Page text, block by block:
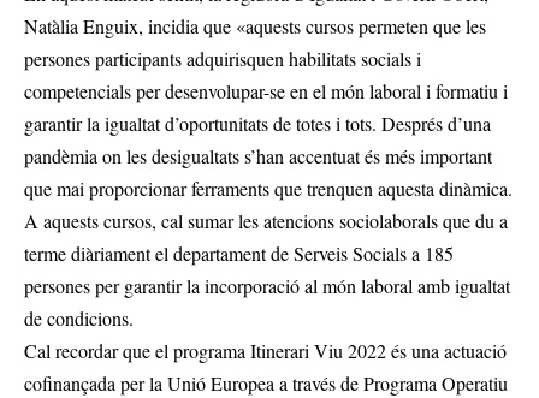
Natàlia Enguix, incidia que «aquests cursos permeten que les
persones participants adquirisquen habilitats socials i
competencials per desenvolupar-se en el món laboral i formatiu i
garantir la igualtat d’oportunitats de totes i tots. Després d’una
pandèmia on les desigualtats s’han accentuat és més important
que mai proporcionar ferraments que trenquen aquesta dinàmica.
A aquests cursos, cal sumar les atencions sociolaborals que du a
terme diàriament el departament de Serveis Socials a 185
persones per garantir la incorporació al món laboral amb igualtat
de condicions.
Cal recordar que el programa Itinerari Viu 2022 és una actuació
cofinançada per la Unió Europea a través de Programa Operatiu